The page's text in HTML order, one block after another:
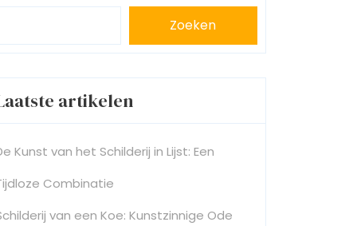
Zoeken
artikelen
Kunst van het Schilderij in Lijst: Een
Combinatie
van een Koe: Kunstzinnige Ode